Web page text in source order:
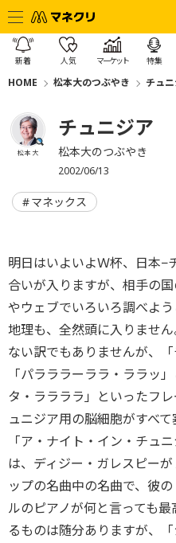
新着 人気 マーケット 特集
HOME 松本大のつぶやき チュ
松本 大
チュニジア
松本大のつぶやき
2002/06/13
マネックス
明日はいよいよＷ杯、日本−
合いが入りますが、相手の
やウェブでいろいろ調べよ
地理も、全然頭に入りませ
ない訳でもありませんが、
「パラララーララ・ララッ
タ・ララララ」といったフ
ュニジア用の脳細胞がすべて
「ア・ナイト・イン・チュ
は、ディジー・ガレスピー
ップの名曲中の名曲で、彼
ルのピアノが何と言っても
るものは随分ありますが、